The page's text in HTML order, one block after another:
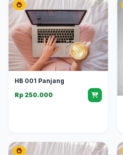
HB 001 Panjang
Rp 250.000